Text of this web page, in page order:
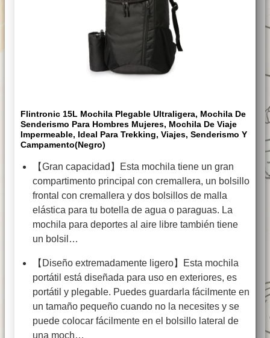
Flintronic 15L Mochila Plegable Ultraligera, Mochila De
Senderismo Para Hombres Mujeres, Mochila De Viaje
Impermeable, Ideal Para Trekking, Viajes, Senderismo Y
Campamento(Negro)
【Gran capacidad】Esta mochila tiene un gran
compartimento principal con cremallera, un bolsillo
frontal con cremallera y dos bolsillos de malla
elástica para tu botella de agua o paraguas. La
mochila para deportes al aire libre también tiene
un bolsil…
【Diseño extremadamente ligero】Esta mochila
portátil está diseñada para uso en exteriores, es
portátil y plegable. Puedes guardarla fácilmente en
un tamaño pequeño cuando no la necesites y se
puede colocar fácilmente en el bolsillo lateral de
una moch…